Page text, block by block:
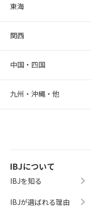
東海
関西
中国・四国
九州・沖縄・他
IBJについて
IBJを知る
IBJが選ばれる理由